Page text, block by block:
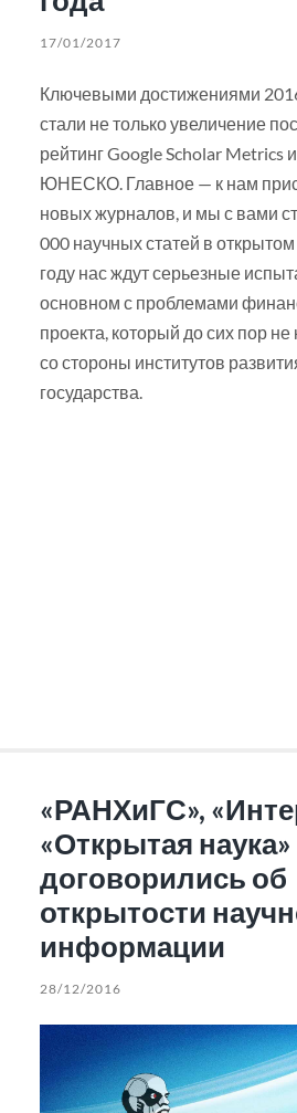
17/01/2017
Ключевыми достижениями
стали не только увеличение
рейтинг Google Scholar Metrics
ЮНЕСКО. Главное — к нам
новых журналов, и мы с вами
000 научных статей в
году нас ждут серьезные
основном с проблемами
проекта, который до сих пор
со стороны институтов
государства.
«РАНХиГС»,
«Открытая наука»
договорились об
открытости
информации
28/12/2016